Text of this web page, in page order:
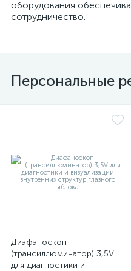
оборудования
сотрудничество.
Персональные
Диафаноскоп
(трансиллюминатор) 3,5V
для диагностики и